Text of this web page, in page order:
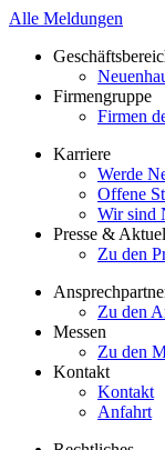
Alle Meldungen
Firmengruppe
Firmen
Karriere
Werde
Offene
Wir sind
Presse &
Zu den
Zu den
Messen
Zu den
Kontakt
Kontakt
Anfahrt